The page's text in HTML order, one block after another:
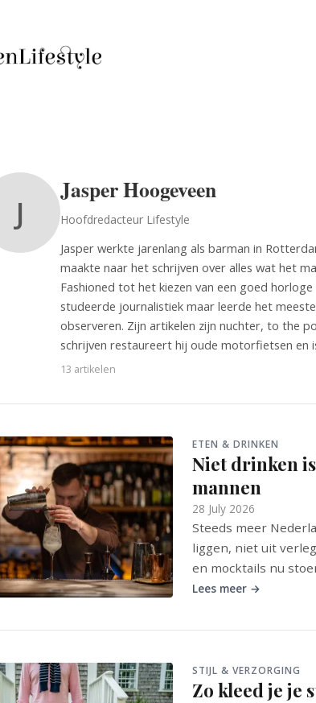
J
Jasper Hoogeveen
Hoofdredacteur Lifestyle
Jasper werkte jarenlang als barman in
maakte naar het schrijven over alles wat het
Fashioned tot het kiezen van een goed
studeerde journalistiek maar leerde het
observeren. Zijn artikelen zijn nuchter, to the
schrijven restaureert hij oude motorfietsen en
13 artikelen
ETEN & DRINKEN
Niet drinken
mannen
28 July 2026
Steeds meer
liggen, niet uit
en mocktails nu
Lees meer →
STIJL & VERZORGING
Zo kleed je je